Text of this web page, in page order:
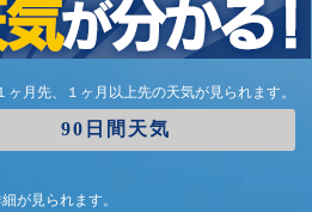
ヶ月先、１ヶ月以上先の天気が見られます。
90日間天気
が見られます。